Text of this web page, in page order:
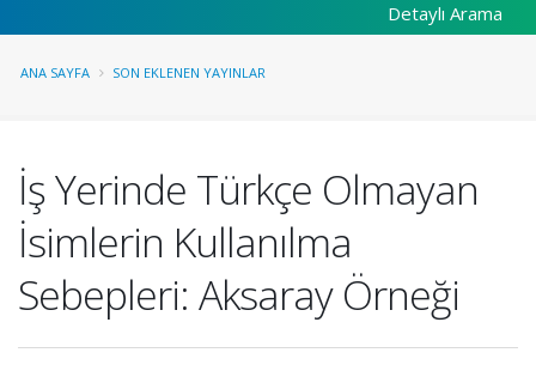
Detaylı Arama
ANA SAYFA SON EKLENEN YAYINLAR
İş Yerinde Türkçe Olmayan
İsimlerin Kullanılma
Sebepleri: Aksaray Örneği